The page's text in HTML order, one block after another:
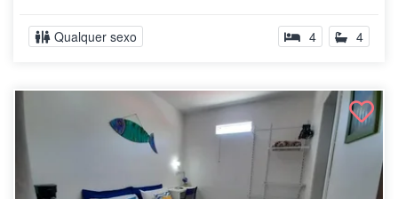
Qualquer sexo 4 4